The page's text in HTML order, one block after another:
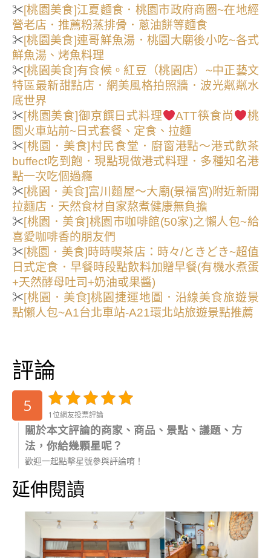
✂[桃園美食]江夏麵食．桃園市政府商圈~在地經
營老店．推薦粉蒸排骨．蔥油餅等麵食
✂[桃園美食]連哥鮮魚湯．桃園大廟後小吃~各式
鮮魚湯、烤魚料理
✂[桃園美食]有食候。紅豆（桃園店）~中正藝文
特區最新甜點店．網美風格拍照牆．波光粼粼水
底世界
✂[桃園美食]御京饌日式料理 ATT筷食尚
桃
園火車站前~日式套餐、定食、拉麵
✂[桃園．美食]村民食堂．廚窗港點～港式飲茶
buffect吃到飽．現點現做港式料理．多種知名港
點一次吃個過癮
✂[桃園．美食]富川麵屋～大廟(景福宮)附近新開
拉麵店．天然食材自家熬煮健康無負擔
✂[桃園．美食]桃園市咖啡館(50家)之懶人包~給
喜愛咖啡香的朋友們
✂[桃園．美食]時時喫茶店：時々/ときどき~超值
日式定食．早餐時段點飲料加贈早餐(有機水煮蛋
+天然酵母吐司+奶油或果醬)
✂[桃園．美食]桃園捷運地圖．沿線美食旅遊景
點懶人包~A1台北車站-A21環北站旅遊景點推薦
評論
5 1位網友投票評論
關於本文評論的商家、商品、景點、議題、方
法，你給幾顆星呢？
歡迎一起點擊星號參與評論唷！
延伸閱讀